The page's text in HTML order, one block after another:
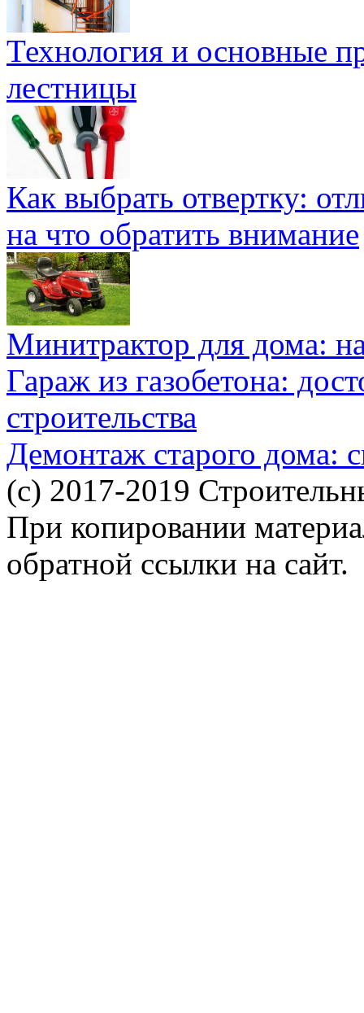
Технология и основные
лестницы
Как выбрать отвертку:
на что обратить внимание
Минитрактор для дома:
Гараж из газобетона:
строительства
Демонтаж старого дома:
(c) 2017-2019
При копировании
обратной ссылки на сайт.